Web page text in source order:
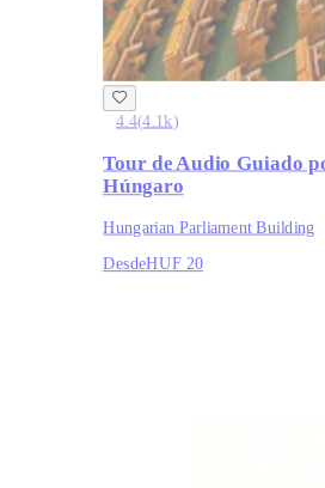
4.4(4.1k)
Tour de Audio Guiado
Húngaro
Hungarian Parliament Building
DesdeHUF 20